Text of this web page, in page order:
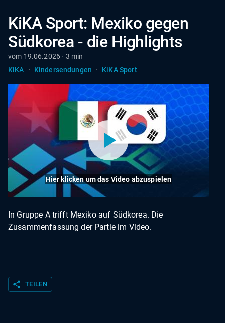
KiKA Sport: Mexiko gegen
Südkorea - die Highlights
vom 19.06.2026 · 3 min
KiKA
· Kindersendungen · KiKA Sport
Hier klicken um das Video abzuspielen
In Gruppe A trifft Mexiko auf Südkorea. Die
Zusammenfassung der Partie im Video.
share TEILEN